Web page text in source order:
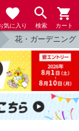
気に入り 検索 カート
花・ガーデニング